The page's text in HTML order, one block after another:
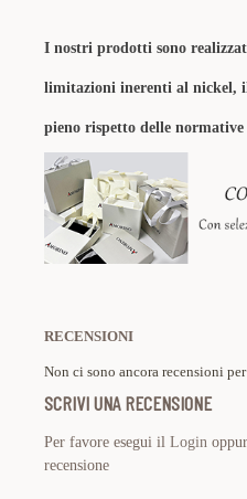
I nostri prodotti sono
limitazioni inerenti al nickel,
pieno rispetto delle
RECENSIONI
Non ci sono ancora recensioni
SCRIVI UNA RECENSIONE
Per favore esegui il Login
recensione